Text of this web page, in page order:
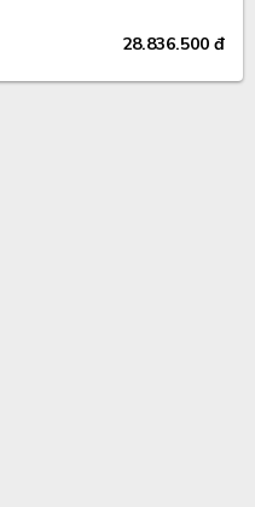
28.836.500 đ